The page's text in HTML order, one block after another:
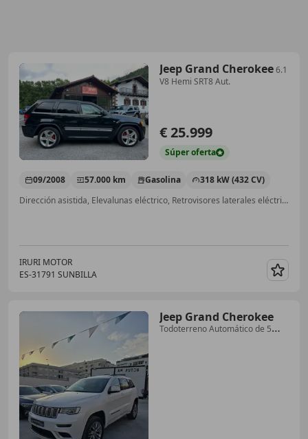
Jeep Grand Cherokee6.1
V8 Hemi SRT8 Aut.
€ 25.999
Súperoferta
09/2008 57.000 km Gasolina
318 kW (432 CV)
Dirección asistida, Elevalunas eléctrico, Retrovisores laterales eléctricos, Asientos calef., 4WD, Volante multifunción, ESP, Garantia
IRURI MOTOR
ES-31791 SUNBILLA
Jeep Grand Cherokee
Todoterreno Automático de 5